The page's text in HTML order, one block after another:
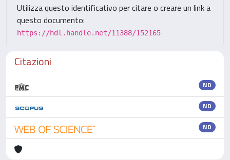
Utilizza questo identificativo per citare o creare un link a
questo documento:
https://hdl.handle.net/11388/152165
Citazioni
ND
ND
ND